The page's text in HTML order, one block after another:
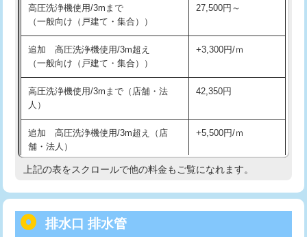
追加人工 16,500円
廃棄・処分
※給水管工事は20mmまでの価格です。
給水管工事※（バンド止め)
給水管工事※（支持金具設置) 5,500円
給水管工事※（保温材使用（バンド止
め込み）)
5,500円
給水管工事※（土の掘削・埋め戻し作
業)
11,000円
給水管工事※（塩ビ管（VP・HI）使
用/3ｍまで)
用（追加）/3ｍ超え)
高圧洗浄機使用/3mまで
（一般向け（戸建て・集合））
27,500円～
追加 高圧洗浄機使用/3m超え
（一般向け（戸建て・集合））
+3,300円/ｍ
高圧洗浄機使用/3mまで（店舗・法
人）
42,350円
追加 高圧洗浄機使用/3m超え（店
舗・法人）
+5,500円/ｍ
高度高圧洗浄換 現地調査
トーラー機使用/3mまで
上記の表をスクロールで他の料金もご覧になれます。
排水口 排水管